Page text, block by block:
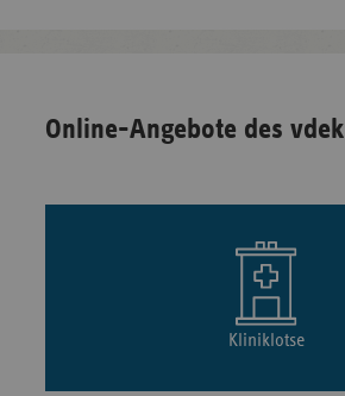
Online-Angebote des vdek
Kliniklotse